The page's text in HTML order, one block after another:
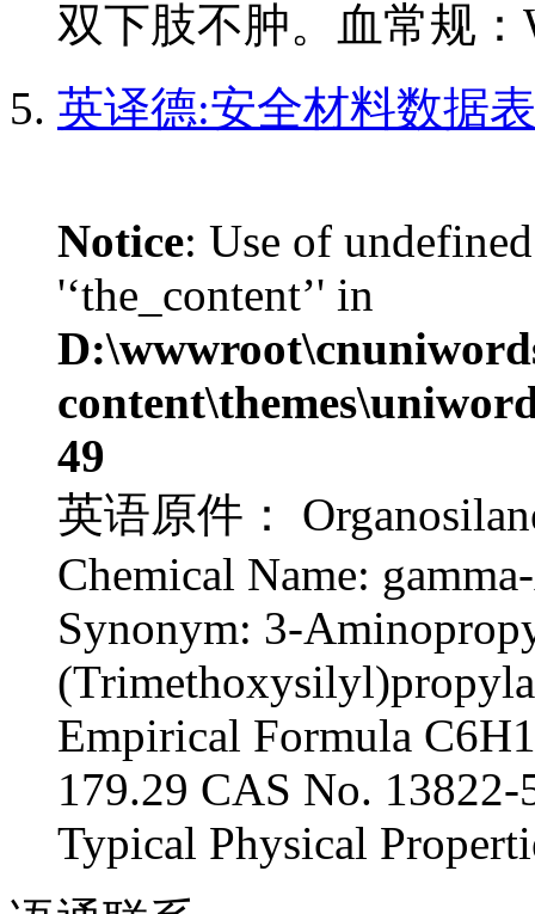
双下肢不肿。血常规
英译德:安全材料数据
Notice: Use of
'‘the_content’' in
49
英语原件：
Chemical Name:
Synonym: 3-
Empirical Formula
179.29 CAS No.
Typical Physical